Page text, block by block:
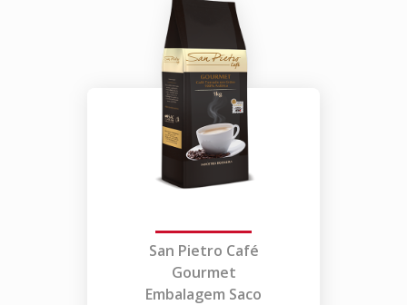
San Pietro Café
Gourmet
Embalagem Saco